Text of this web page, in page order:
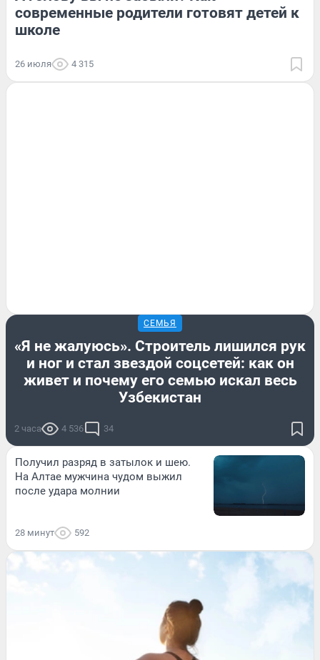
современные родители готовят детей к
школе
26 июля 4 315
СЕМЬЯ
«Я не жалуюсь». Строитель лишился рук
и ног и стал звездой соцсетей: как он
живет и почему его семью искал весь
Узбекистан
2 часа 4 536 34
Получил разряд в затылок и шею.
На Алтае мужчина чудом выжил
после удара молнии
28 минут 592